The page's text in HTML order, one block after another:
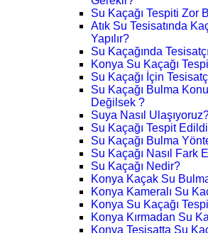
Su Kaçağı Tespiti Zor
Atık Su Tesisatında
Yapılır?
Su Kaçağında
Konya Su Kaçağı
Su Kaçağı İçin
Su Kaçağı Bulma
Değilsek ?
Suya Nasıl
Su Kaçağı Tespit
Su Kaçağı Bulma
Su Kaçağı Nasıl Fark
Su Kaçağı Nedir?
Konya Kaçak Su
Konya Kameralı Su
Konya Su Kaçağı
Konya Kırmadan Su
Konya Tesisatta Su